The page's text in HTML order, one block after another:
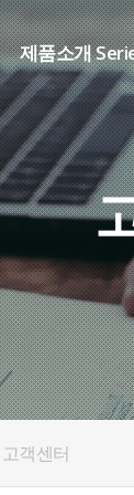
제품소개
SHARP시리즈
WD 시리즈(TIG
DB 시리즈(AC/
CM 시리즈(IN
K1 시리즈(SCR
HT 시리즈
고객센터